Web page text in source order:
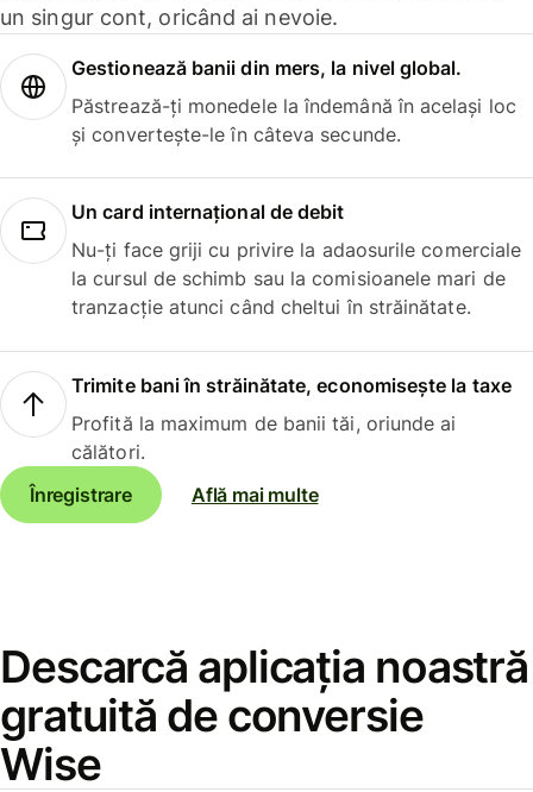
un singur cont, oricând ai nevoie.
Gestionează banii din mers, la nivel global.
Păstrează-ți monedele la îndemână în același loc
și convertește-le în câteva secunde.
Un card internațional de debit
Nu-ți face griji cu privire la adaosurile comerciale
la cursul de schimb sau la comisioanele mari de
tranzacție atunci când cheltui în străinătate.
Trimite bani în străinătate, economisește la taxe
Profită la maximum de banii tăi, oriunde ai
călători.
Înregistrare
Află mai multe
Descarcă aplicația noastră
gratuită de conversie
Wise